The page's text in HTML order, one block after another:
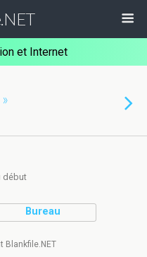
et Internet
début
Bureau
Blankfile.NET